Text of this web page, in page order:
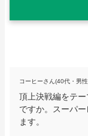
コーヒーさん(40代・男
頂上決戦編をテ
ですか。スーパ
ます。